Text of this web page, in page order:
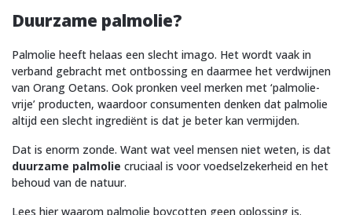
Duurzame palmolie?
Palmolie heeft helaas een slecht imago. Het wordt vaak in
verband gebracht met ontbossing en daarmee het verdwijnen
van Orang Oetans. Ook pronken veel merken met ‘palmolie-
vrije’ producten, waardoor consumenten denken dat palmolie
altijd een slecht ingrediënt is dat je beter kan vermijden.
Dat is enorm zonde. Want wat veel mensen niet weten, is dat
duurzame palmolie cruciaal is voor voedselzekerheid en het
behoud van de natuur.
Lees hier waarom palmolie boycotten geen oplossing is.